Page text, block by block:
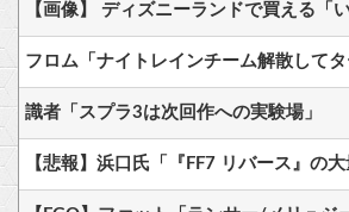
識者「スプラ3は次回作への実験場」